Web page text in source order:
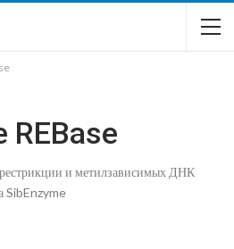
REBase
и метилзависимых ДНК
SibEnzyme